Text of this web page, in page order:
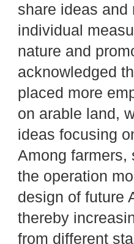
share ideas and
individual
nature and
acknowledged
placed more
on arable land,
ideas focusing
Among
the operation
design of future
thereby
from different